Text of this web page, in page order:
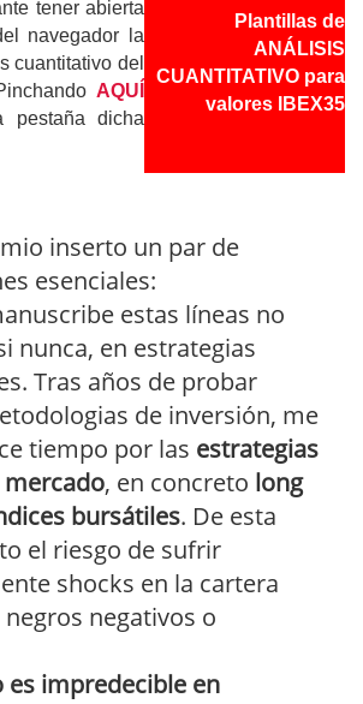
tener abierta
navegador la
cuantitativo del
AQUÍ
pestaña dicha
Plantillas de
ANÁLISIS
CUANTITATIVO para
valores IBEX35
inserto un par de
esenciales:
estas líneas no
nunca, en estrategias
Tras años de probar
de inversión, me
tiempo por las estrategias
, en concreto long
bursátiles. De esta
el riesgo de sufrir
shocks en la cartera
negativos o
es impredecible en